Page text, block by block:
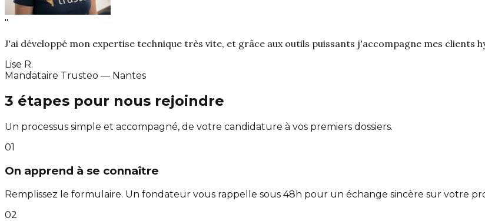
"
J'ai développé mon expertise technique très vite, et grâce aux outils puissants j'accompagne mes clients
Lise R.
Mandataire Trusteo — Nantes
3 étapes pour nous rejoindre
Un processus simple et accompagné, de votre candidature à vos premiers dossiers.
01
On apprend à se connaître
Remplissez le formulaire. Un fondateur vous rappelle sous 48h pour un échange sincère sur votre
02